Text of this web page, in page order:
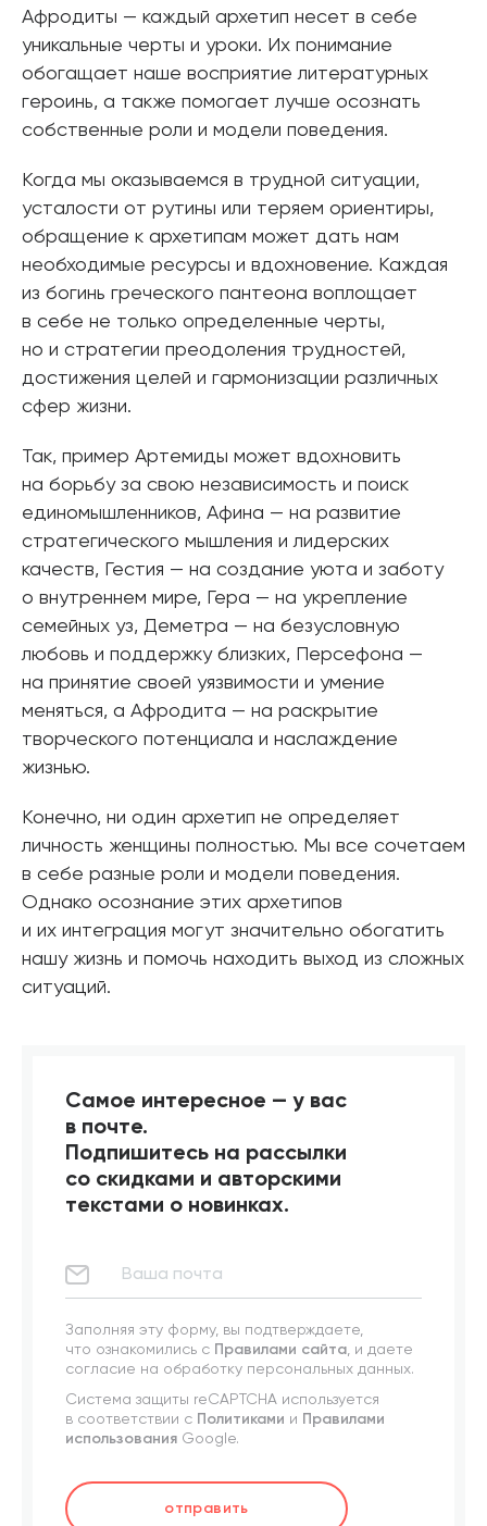
Афродиты — каждый архетип несет в себе
уникальные черты и уроки. Их понимание
обогащает наше восприятие литературных
героинь, а также помогает лучше осознать
собственные роли и модели поведения.
Когда мы оказываемся в трудной ситуации,
усталости от рутины или теряем ориентиры,
обращение к архетипам может дать нам
необходимые ресурсы и вдохновение. Каждая
из богинь греческого пантеона воплощает
в себе не только определенные черты,
но и стратегии преодоления трудностей,
достижения целей и гармонизации различных
сфер жизни.
Так, пример Артемиды может вдохновить
на борьбу за свою независимость и поиск
единомышленников, Афина — на развитие
стратегического мышления и лидерских
качеств, Гестия — на создание уюта и заботу
о внутреннем мире, Гера — на укрепление
семейных уз, Деметра — на безусловную
любовь и поддержку близких, Персефона —
на принятие своей уязвимости и умение
меняться, а Афродита — на раскрытие
творческого потенциала и наслаждение
жизнью.
Конечно, ни один архетип не определяет
личность женщины полностью. Мы все сочетаем
в себе разные роли и модели поведения.
Однако осознание этих архетипов
и их интеграция могут значительно обогатить
нашу жизнь и помочь находить выход из сложных
ситуаций.
Самое интересное — у вас
в почте.
Подпишитесь на рассылки
со скидками и авторскими
текстами о новинках.
Заполняя эту форму, вы подтверждаете,
что ознакомились с Правилами сайта, и даете
согласие на обработку персональных данных.
Система защиты reCAPTCHA используется
в соответствии с Политиками и Правилами
использования Google.
отправить